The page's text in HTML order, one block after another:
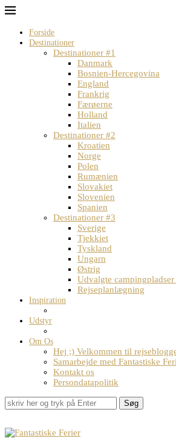
Forside
Destinationer
Destinationer #1
Danmark
Bosnien-Hercegovina
England
Frankrig
Færøerne
Holland
Italien
Destinationer #2
Kroatien
Norge
Polen
Rumænien
Slovakiet
Slovenien
Spanien
Destinationer #3
Sverige
Tjekkiet
Tyskland
Ungarn
Østrig
Udvalgte
Rejseplanlægning
Inspiration
Udstyr
Om Os
Hej ;) Velkommen til
Samarbejde med Fantastiske
Kontakt os
Persondatapolitik
Søg